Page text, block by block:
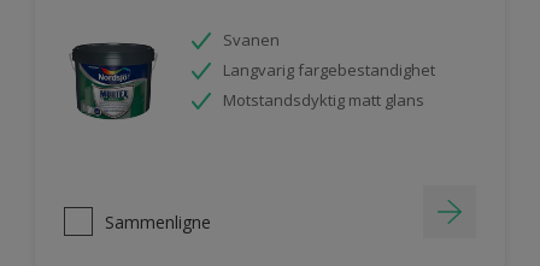
Svanen
Langvarig fargebestandighet
Motstandsdyktig matt glans
Sammenligne